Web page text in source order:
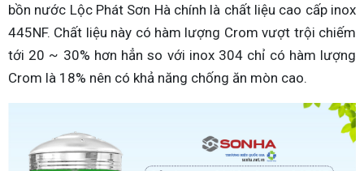
bồn nước Lộc Phát Sơn Hà chính là chất liệu cao cấp inox
445NF. Chất liệu này có hàm lượng Crom vượt trội chiếm
tới 20 ~ 30% hơn hẳn so với inox 304 chỉ có hàm lượng
Crom là 18% nên có khả năng chống ăn mòn cao.